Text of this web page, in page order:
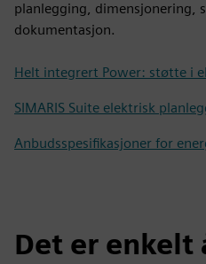
planlegging, dimensjonering,
dokumentasjon.
Helt integrert Power: støtte i
SIMARIS Suite elektrisk
Anbudsspesifikasjoner for
Det er enkelt